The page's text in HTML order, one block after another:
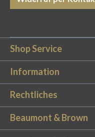
Schutzbezüge
Schutzbezug aus
schonen. Dank
ist der Bezug
geeignet und
und
Schlafen.Ein
stellt die genaue
Shop Service
Information
Rechtliches
Beaumont & Brown